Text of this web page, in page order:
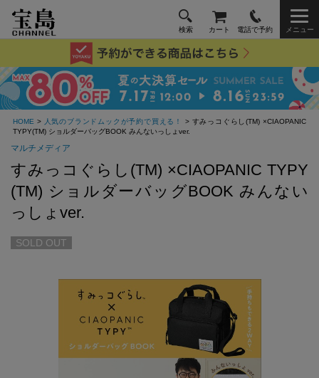
検索 カート 電話で予約 メニュー
HOME > 人気のブランドムックが予約で買える！
> すみっコぐらし(TM) ×CIAOPANIC
TYPY(TM) ショルダーバッグBOOK みんないっしょver.
マルチメディア
すみっコぐらし(TM) ×CIAOPANIC TYPY
(TM) ショルダーバッグBOOK みんない
っしょver.
SOLD OUT